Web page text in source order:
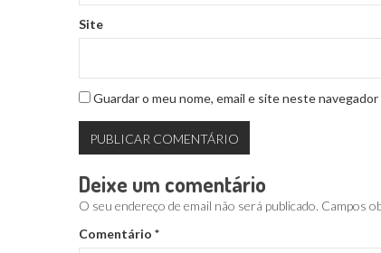
Site
Guardar o meu nome, email e site neste
Deixe um comentário
O seu endereço de email não será publicado. Campos
Comentário *